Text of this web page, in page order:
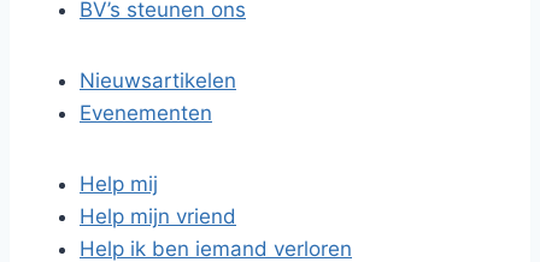
BV’s steunen ons
Nieuwsartikelen
Evenementen
Help mij
Help mijn vriend
Help ik ben iemand verloren